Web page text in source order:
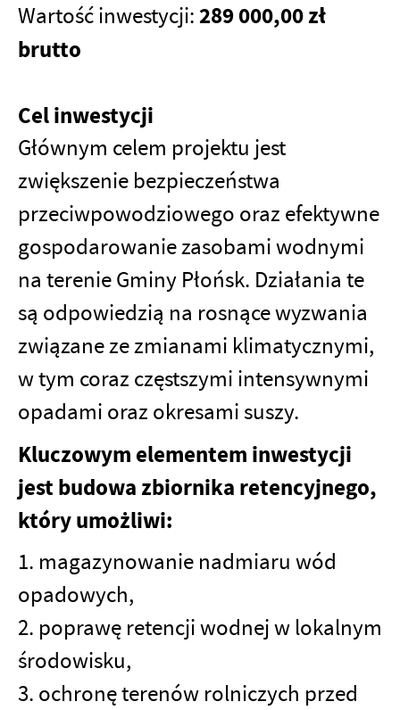
Wartość inwestycji: 289 000,00 zł
brutto
Cel inwestycji
Głównym celem projektu jest
zwiększenie bezpieczeństwa
przeciwpowodziowego oraz efektywne
gospodarowanie zasobami wodnymi
na terenie Gminy Płońsk. Działania te
są odpowiedzią na rosnące wyzwania
związane ze zmianami klimatycznymi,
w tym coraz częstszymi intensywnymi
opadami oraz okresami suszy.
Kluczowym elementem inwestycji
jest budowa zbiornika retencyjnego,
który umożliwi:
1. magazynowanie nadmiaru wód
opadowych,
2. poprawę retencji wodnej w lokalnym
środowisku,
3. ochronę terenów rolniczych przed